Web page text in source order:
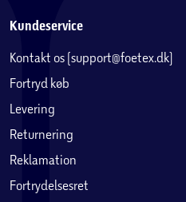
Kundeservice
Kontakt os (support@foetex.dk)
Fortryd køb
Levering
Returnering
Reklamation
Fortrydelsesret